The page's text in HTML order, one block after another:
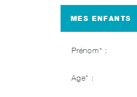
MES ENFANTS
Prénom
Age